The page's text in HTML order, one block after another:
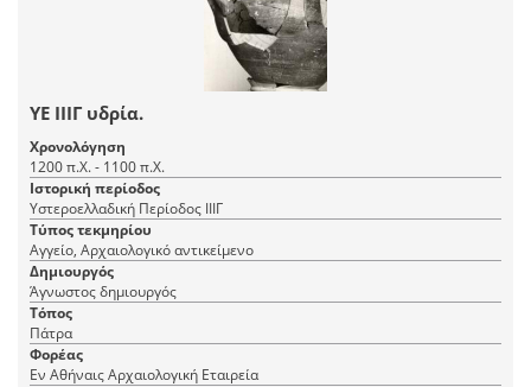
ΥΕ ΙΙΙΓ υδρία.
Χρονολόγηση
1200 π.Χ. - 1100 π.Χ.
Ιστορική περίοδος
Υστεροελλαδική Περίοδος ΙΙΙΓ
Τύπος τεκμηρίου
Αγγείο, Αρχαιολογικό αντικείμενο
Δημιουργός
Άγνωστος δημιουργός
Τόπος
Πάτρα
Φορέας
Εν Αθήναις Αρχαιολογική Εταιρεία